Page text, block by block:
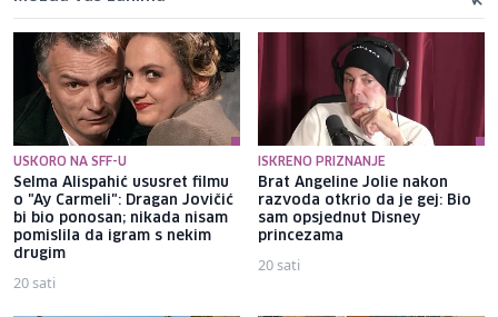
USKORO NA SFF-U
Selma Alispahić ususret filmu
o "Ay Carmeli": Dragan Jovičić
bi bio ponosan; nikada nisam
pomislila da igram s nekim
drugim
20 sati
ISKRENO PRIZNANJE
Brat Angeline Jolie nakon
razvoda otkrio da je gej: Bio
sam opsjednut Disney
princezama
20 sati